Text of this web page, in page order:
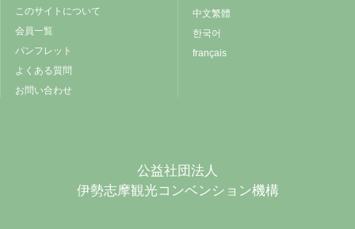
このサイトについて
会員一覧
パンフレット
よくある質問
お問い合わせ
中文繁體
한국어
français
公益社団法人
伊勢志摩観光コンベンション機構